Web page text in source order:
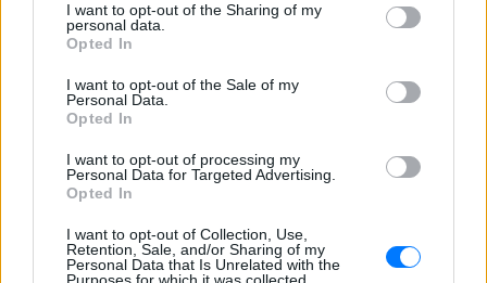
I want to opt-out of the Sharing of my
personal data.
Opted In
I want to opt-out of the Sale of my
Personal Data.
Opted In
I want to opt-out of processing my
Personal Data for Targeted Advertising.
Opted In
I want to opt-out of Collection, Use,
Retention, Sale, and/or Sharing of my
Personal Data that Is Unrelated with the
Το ευρύτερο πολιτικό πλαίσιο
Η διάταξη εντάσσεται στο πολιτικό πλαίσιο που
έχει χαράξει οΘάνος Πλεύρης στο